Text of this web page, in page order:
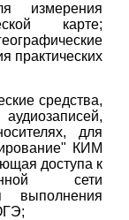
измерения
карте;
практических
средства,
для
КИМ
доступа к
сети
выполнения